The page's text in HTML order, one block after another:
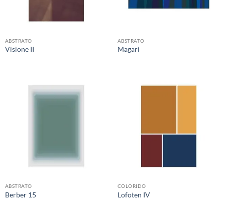
ABSTRATO
Visione II
ABSTRATO
Magari
ABSTRATO
Berber 15
COLORIDO
Lofoten IV